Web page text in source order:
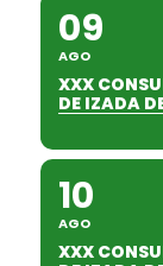
09
AGO
XXX
DE IZADA
10
AGO
XXX